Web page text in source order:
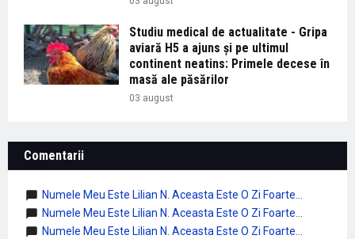
Studiu medical de actualitate - Gripa
aviară H5 a ajuns și pe ultimul
continent neatins: Primele decese în
masă ale păsărilor
03 august
Comentarii
Numele Meu Este Lilian N. Aceasta Este O Zi Foarte...
Numele Meu Este Lilian N. Aceasta Este O Zi Foarte...
Numele Meu Este Lilian N. Aceasta Este O Zi Foarte...